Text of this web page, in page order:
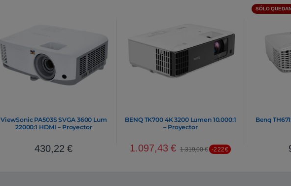
ViewSonic PA503S SVGA 3600 Lum
22000:1 HDMI – Proyector
430,22€
BENQ TK700 4K 3200 Lumen 10.000:1
– Proyector
1.097,43€ 1.319,00€ -222€
SÓLO
Benq